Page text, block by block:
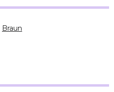
Braun